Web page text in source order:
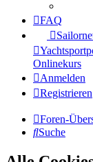
FAQ
Onlinekurs
Anmelden
Registrieren
Foren-
Suche